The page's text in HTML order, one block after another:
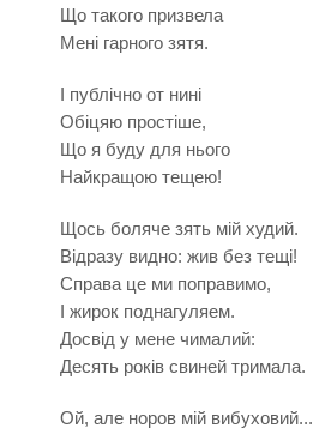
Що такого призвела
Мені гарного зятя.
І публічно от нині
Обіцяю простіше,
Що я буду для нього
Найкращою тещею!
Щось боляче зять мій худий.
Відразу видно: жив без тещі!
Справа це ми поправимо,
І жирок поднагуляем.
Досвід у мене чималий:
Десять років свиней тримала.
Ой, але норов мій вибуховий...